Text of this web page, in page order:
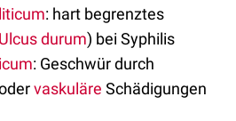
: hart begrenztes
Ulcus durum) bei Syphilis
: Geschwür durch
vaskuläre Schädigungen